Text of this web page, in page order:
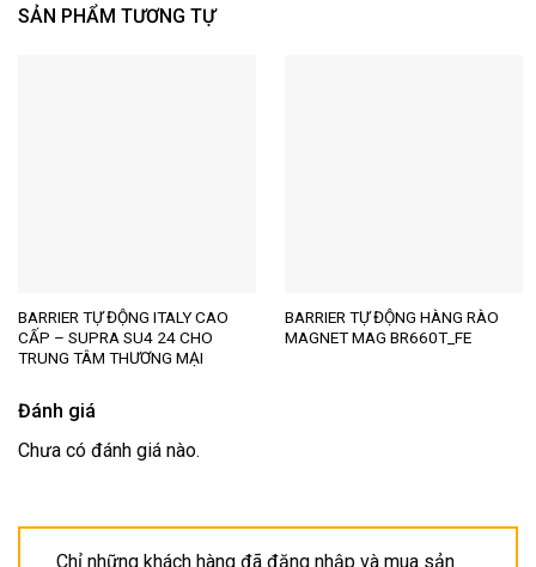
SẢN PHẨM TƯƠNG TỰ
BARRIER TỰ ĐỘNG ITALY CAO
CẤP – SUPRA SU4 24 CHO
TRUNG TÂM THƯƠNG MẠI
BARRIER TỰ ĐỘNG HÀNG RÀO
MAGNET MAG BR660T_FE
Đánh giá
Chưa có đánh giá nào.
Chỉ những khách hàng đã đăng nhập và mua sản